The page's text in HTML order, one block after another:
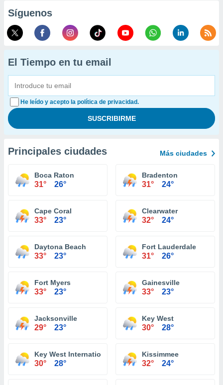
Síguenos
El Tiempo en tu email
He leído y acepto la política de privacidad.
Principales ciudades Más ciudades
Boca Raton
31° 26°
Bradenton
31° 24°
Cape Coral
33° 23°
Clearwater
32° 24°
Daytona Beach
33° 23°
Fort Lauderdale
31° 26°
Fort Myers
33° 23°
Gainesville
33° 23°
Jacksonville
29° 23°
Key West
30° 28°
Key West International Airport
30° 28°
Kissimmee
32° 24°